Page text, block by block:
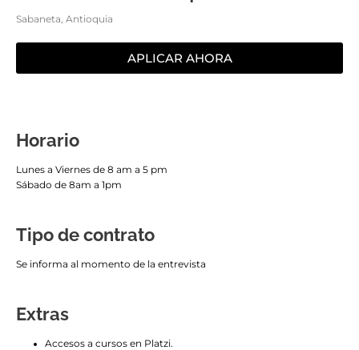
Sabaneta, Antioquia
APLICAR AHORA
Horario
Lunes a Viernes de 8 am a 5 pm
Sábado de 8am a 1pm
Tipo de contrato
Se informa al momento de la entrevista
Extras
Accesos a cursos en Platzi.